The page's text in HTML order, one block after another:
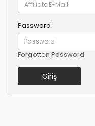
Password
Forgotten Password